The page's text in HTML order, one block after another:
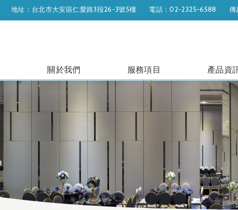
地址：台北市大安區仁愛路3段26-3號5樓 電話：02-2325-6588 傳
關於我們 服務項目 產品資